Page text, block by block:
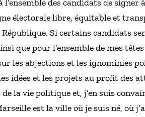
des candidats de signer
électorale libre, équitable et
Si certains candidats
que pour l’ensemble de mes
les abjections et les ignominies
idées et les projets au profit des
la vie politique et, j’en suis
est la ville où je suis né, où